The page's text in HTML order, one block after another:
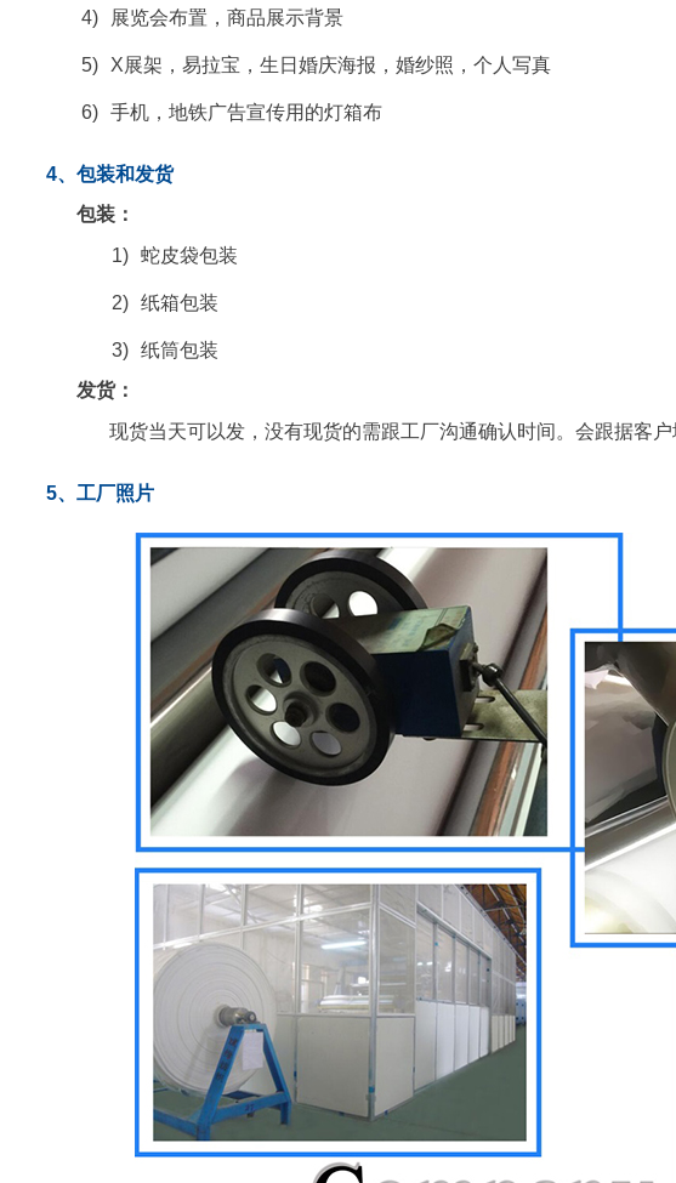
4) 展览会布置，商品展示背景
5) X展架，易拉宝，生日婚庆海报，婚纱照，个人写真
6) 手机，地铁广告宣传用的灯箱布
4、包装和发货
包装：
1)
蛇皮袋包装
2) 纸箱包装
3)
纸筒包装
发货：
现货当天可以发，没有现货的需跟工厂沟通确认时间。会跟据客
5、工厂照片